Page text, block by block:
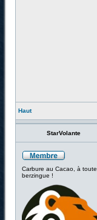
Haut
StarVolante
Carbure au Cacao, à toute
berzingue !